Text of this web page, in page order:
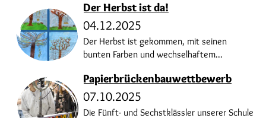
Der Herbst ist da!
04.12.2025
Der Herbst ist gekommen, mit seinen
bunten Farben und wechselhaftem...
Papierbrückenbauwettbewerb
07.10.2025
Die Fünft- und Sechstklässler unserer Schule